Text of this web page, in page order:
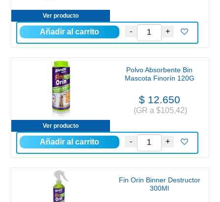
Ver producto
Ver producto
Polvo Absorbente Bin
Mascota Finorín 120G
$ 12.650
(GR a $105,42)
Fin Orin Binner Destructor
300Ml